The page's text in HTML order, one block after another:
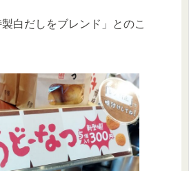
製白だしをブレンド」とのこ